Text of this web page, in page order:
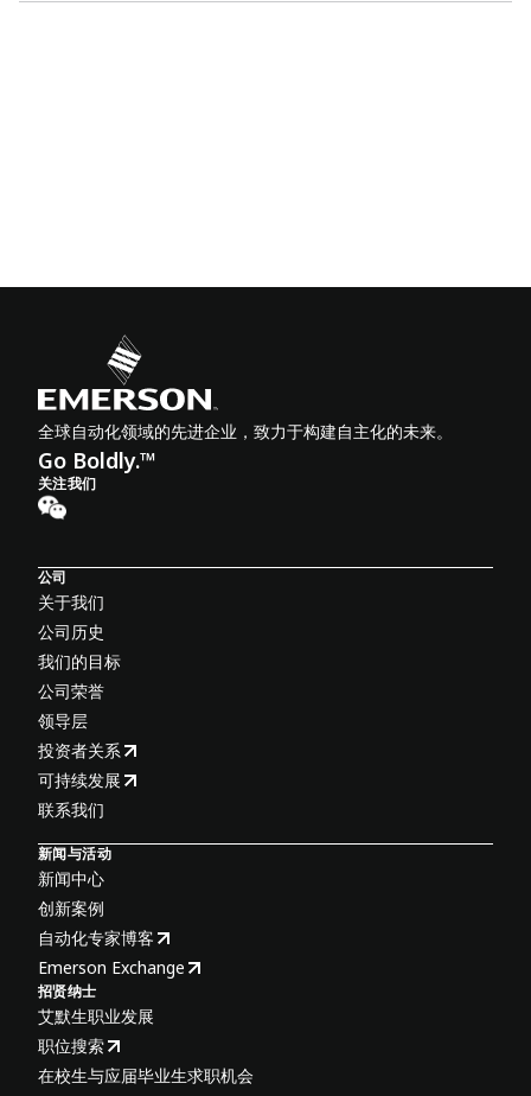
全球自动化领域的先进企业，致力于构建自主化的未来。
Go Boldly.™
关注我们
公司
关于我们
公司历史
我们的目标
公司荣誉
领导层
投资者关系
可持续发展
联系我们
新闻与活动
新闻中心
创新案例
自动化专家博客
Emerson Exchange
招贤纳士
艾默生职业发展
职位搜索
在校生与应届毕业生求职机会